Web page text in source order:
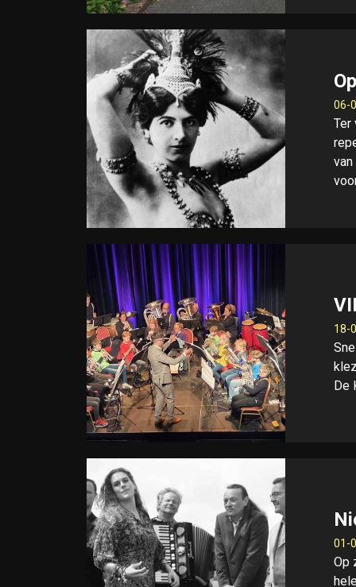
06-
Ter
18-
De
01-
Op